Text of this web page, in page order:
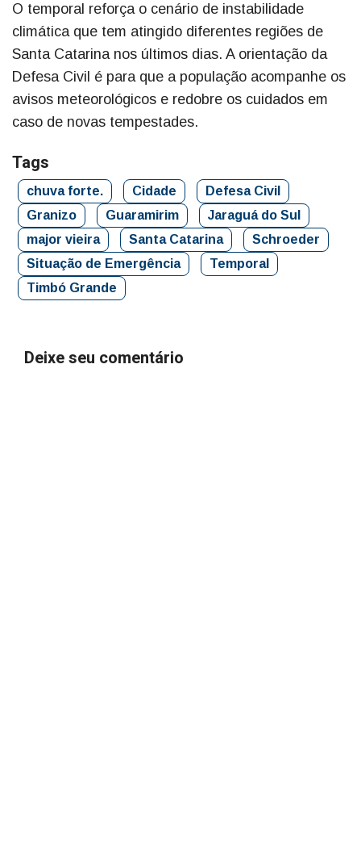
O temporal reforça o cenário de instabilidade
climática que tem atingido diferentes regiões de
Santa Catarina nos últimos dias. A orientação da
Defesa Civil é para que a população acompanhe os
avisos meteorológicos e redobre os cuidados em
caso de novas tempestades.
Tags
chuva forte. Cidade
Defesa Civil
Granizo
Guaramirim
Jaraguá do Sul
major vieira
Santa Catarina
Schroeder
Situação de Emergência
Temporal
Timbó Grande
Deixe seu comentário